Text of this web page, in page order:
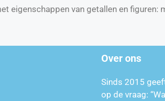
eigenschappen van getallen en figuren:
Over ons
Sinds 2015
op de vraag: